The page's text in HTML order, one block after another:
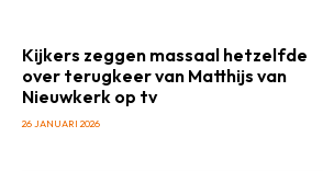
Kijkers zeggen massaal hetzelfde
over terugkeer van Matthijs van
Nieuwkerk op tv
26 JANUARI 2026